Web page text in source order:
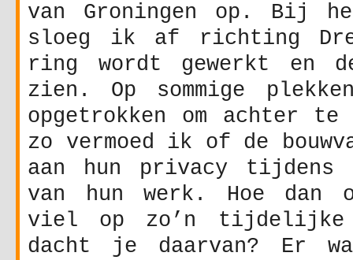
van Groningen op. Bij
sloeg ik af richting
ring wordt gewerkt en
zien. Op sommige
opgetrokken om achter te
zo vermoed ik of de
aan hun privacy tijdens
van hun werk. Hoe dan
viel op zo’n tijdelijke
dacht je daarvan? Er